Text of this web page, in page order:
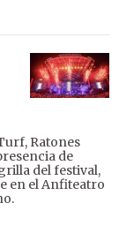
Ratones
de
del festival,
en el Anfiteatro